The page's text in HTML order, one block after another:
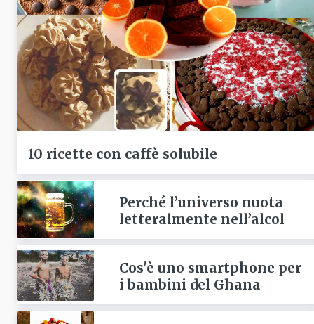
10 ricette con caffè solubile
Perché l’universo nuota
letteralmente nell’alcol
Cos'è uno smartphone per
i bambini del Ghana